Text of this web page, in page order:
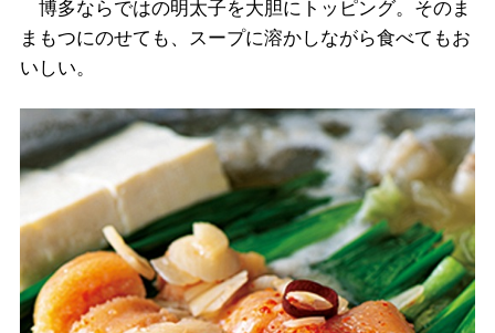
博多ならではの明太子を大胆にトッピング。そのま
まもつにのせても、スープに溶かしながら食べてもお
いしい。